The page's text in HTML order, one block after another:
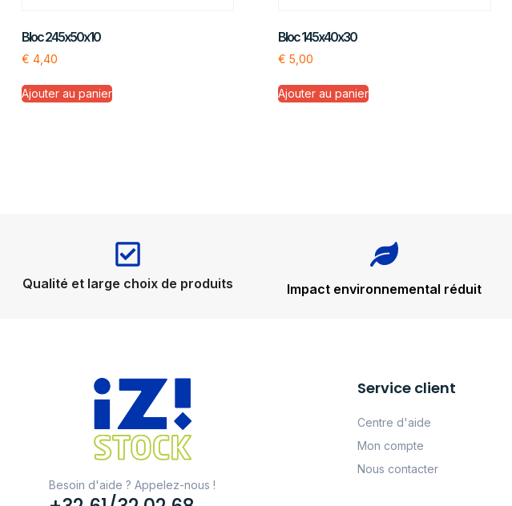
Bloc 245x50x10
€ 4,40
Ajouter au panier
Bloc 145x40x30
€ 5,00
Ajouter au panier
Qualité et large choix de produits Impact environnemental réduit
Besoin d'aide ? Appelez-nous !
Service client
Centre d'aide
Mon compte
Nous contacter